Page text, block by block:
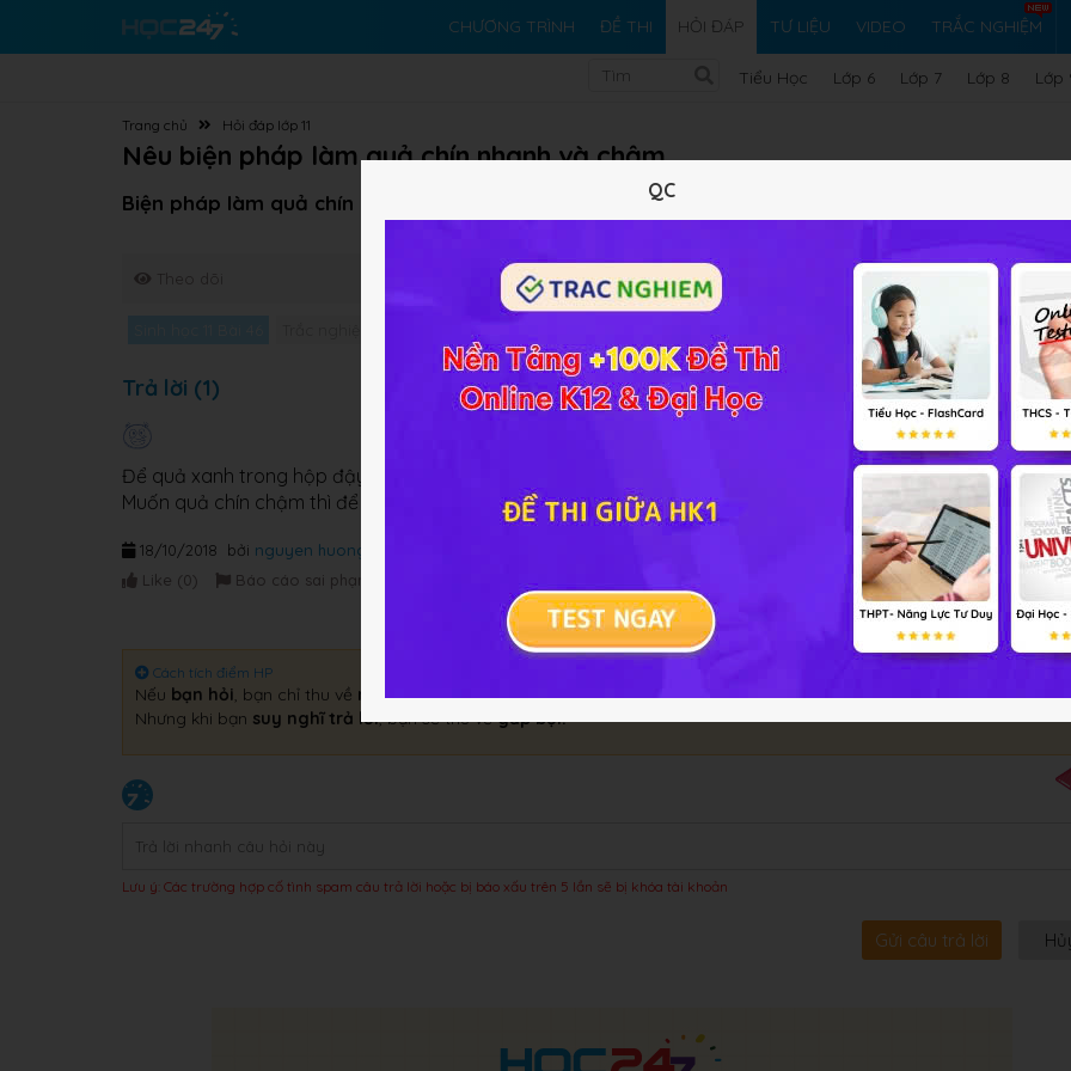
CHƯƠNG TRÌNH ĐỀ THI HỎI ĐÁP TƯ LIỆU VIDEO TRẮC NGHIỆM
Tiểu Học Lớp 6 Lớp 7 Lớp 8 Lớp
Trang chủ Hỏi đáp lớp 11
Nêu biện pháp làm quả chín nhanh và chậm
Biện pháp làm quả chín nhanh và chậm?
Theo dõi
Trả lời (1)
Để quả xanh trong hộp đậy nắp cùng với quả chín sè làm quả mau chín nhanh
Muốn quả chín chậm thì để quả xanh ở nơi thoáng gió hoặc ở trong tủ lạnh
bởi nguyen huong
18/10/2018
Like (0) Báo cáo sai phạm
Cách tích điểm HP
Nếu bạn hỏi, bạn chỉ thu về một câu trả lời.
Nhưng khi bạn suy nghĩ trả lời, bạn sẽ thu vềgấp bội!
Lưu ý: Các trường hợp cố tình spam câu trả lời hoặc bị báo xấu trên 5 lần sẽ bị khóa tài khoản
Gửi câu trả lời
QC